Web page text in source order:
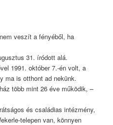
veszít a fényéből, ha
31. íródott alá.
1991. október 7.-én volt, a
ma is otthont ad nekünk.
több mint 26 éve működik, –
és családias intézmény,
telepen van, könnyen